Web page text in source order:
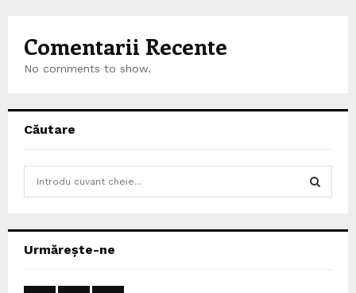
Comentarii Recente
No comments to show.
Căutare
h
Urmărește-ne